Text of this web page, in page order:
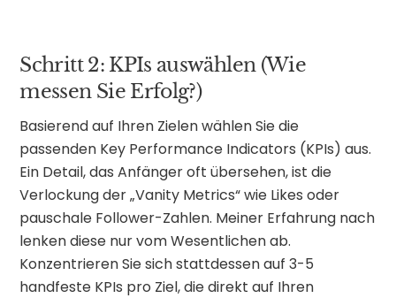
Schritt 2: KPIs auswählen (Wie
messen Sie Erfolg?)
Basierend auf Ihren Zielen wählen Sie die
passenden Key Performance Indicators (KPIs) aus.
Ein Detail, das Anfänger oft übersehen, ist die
Verlockung der „Vanity Metrics“ wie Likes oder
pauschale Follower-Zahlen. Meiner Erfahrung nach
lenken diese nur vom Wesentlichen ab.
Konzentrieren Sie sich stattdessen auf 3-5
handfeste KPIs pro Ziel, die direkt auf Ihren